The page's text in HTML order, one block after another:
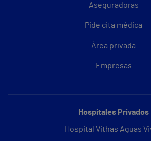
Aseguradoras
Pide cita médica
Área privada
Empresas
Hospitales Privados
Hospital Vithas Aguas